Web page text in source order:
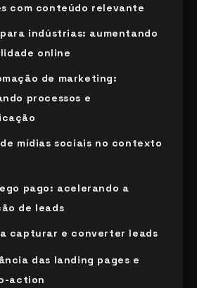
com conteúdo relevante
para indústrias: aumentando
online
de marketing:
processos e
mídias sociais no contexto
pago: acelerando a
de leads
capturar e converter leads
das landing pages e
action